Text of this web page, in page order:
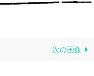
次の画像